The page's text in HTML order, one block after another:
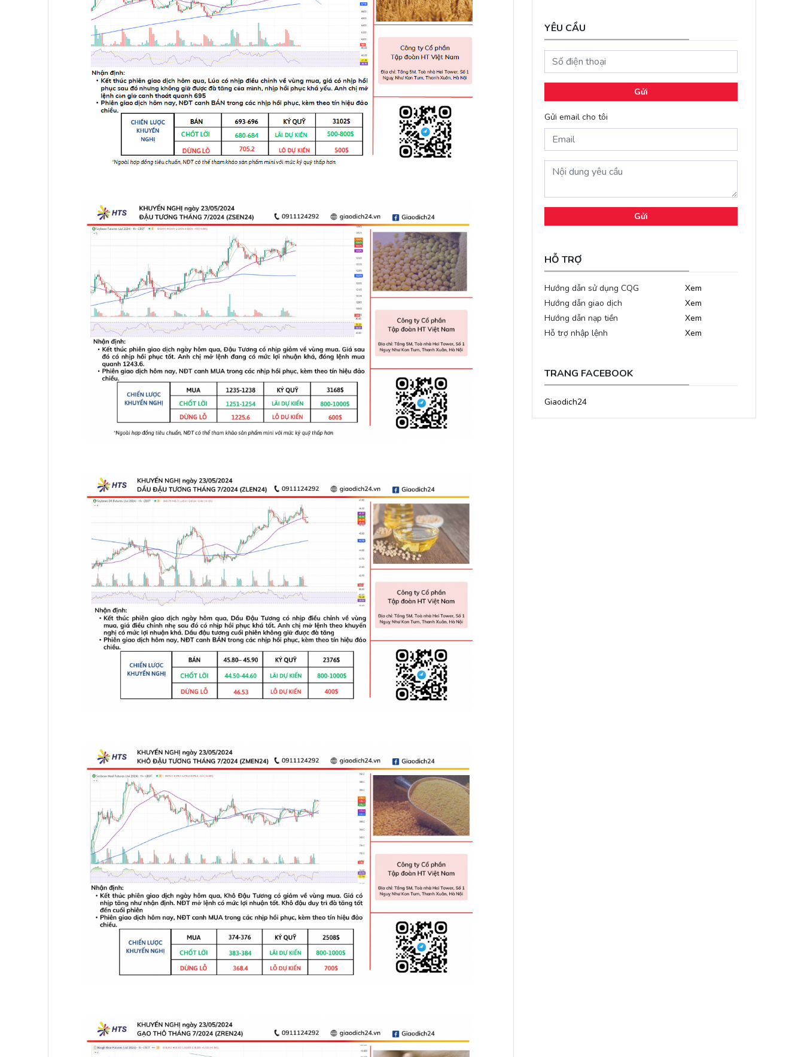
YÊU CẦU
Gửi
Gửi email cho tôi
Gửi
HỖ TRỢ
Hướng dẫn sử dụng CQG
Xem
Hướng dẫn giao dịch
Xem
Hướng dẫn nạp tiền
Xem
Hỗ trợ nhập lệnh
Xem
TRANG FACEBOOK
Giaodich24